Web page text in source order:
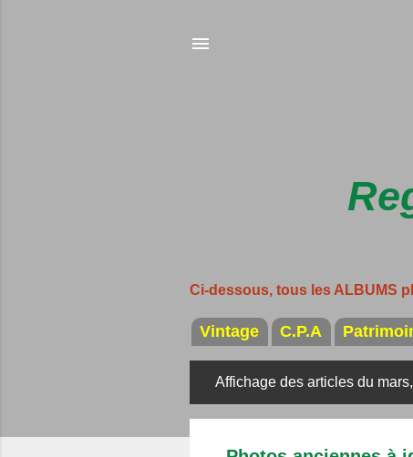
Ci-dessous, tous les ALBUMS
Vintage C.P.A
r
Affichage des articles du